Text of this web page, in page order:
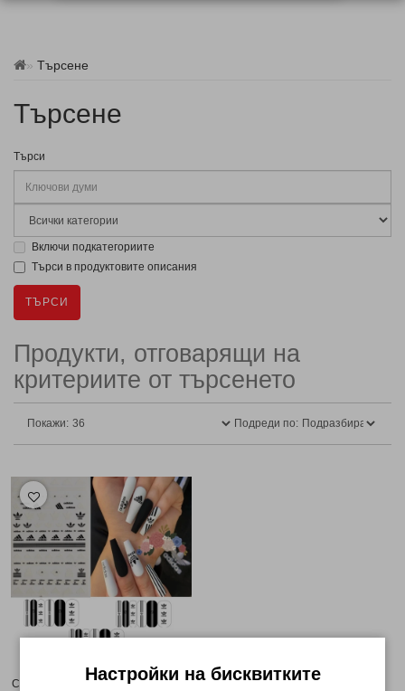
Търсене
Търсене
Търси
Включи подкатегориите
Търси в продуктовите описания
Продукти, отговарящи на
критериите от търсенето
Подреди по:
Покажи:
СТИКЕРИ ЗА МАНИКЮР ADIDAS...
Настройки на бисквитките